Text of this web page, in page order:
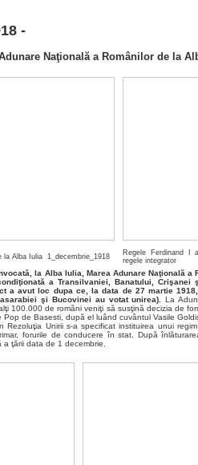
-
Naţională a Românilor de la
la Alba Iulia 1_decembrie_1918
Regele Ferdinand I
regele integrator
la Alba Iulia, Marea Adunare Naţională a
a Transilvaniei, Banatului, Crişanei
a avut loc dupa ce, la data de 27 martie
şi Bucovinei au votat unirea).
La
100.000 de români veniţi să susţină decizia de
Pop de Basesti, după el luând cuvântul Vasile
Rezoluţia Unirii s-a specificat instituirea unui
forurile de conducere în stat. După
ţării data de 1 decembrie.